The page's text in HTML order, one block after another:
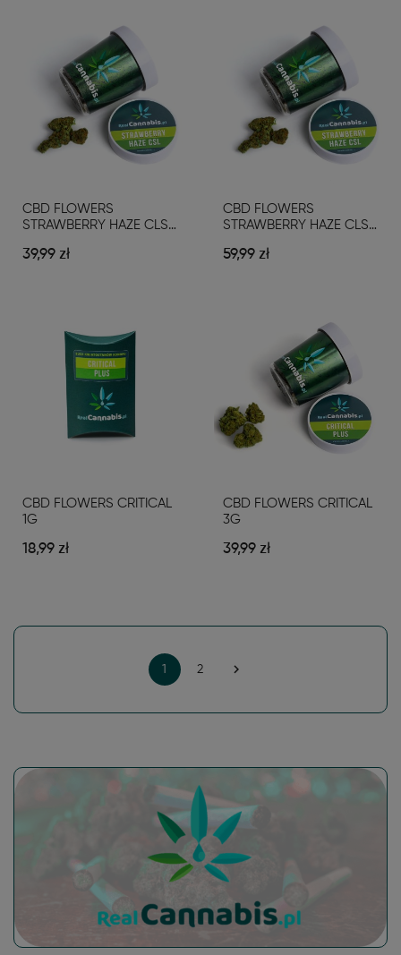
CBD FLOWERS
STRAWBERRY HAZE CLS
39,99 zł
CBD FLOWERS
STRAWBERRY HAZE CLS
59,99 zł
CBD FLOWERS CRITICAL
1G
18,99 zł
CBD FLOWERS CRITICAL
3G
39,99 zł
1 2 